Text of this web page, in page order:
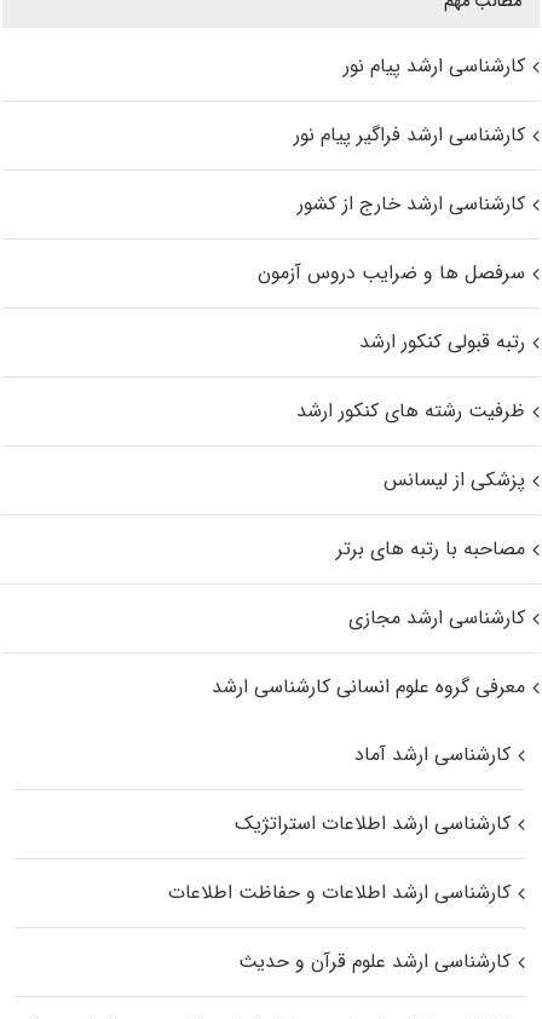
کارشناسی ارشد پیام نور
کارشناسی ارشد فراگیر پیام نور
کارشناسی ارشد خارج از کشور
سرفصل ها و ضرایب دروس آزمون
رتبه قبولی کنکور ارشد
ظرفیت رشته های کنکور ارشد
پزشکی از لیسانس
مصاحبه با رتبه های برتر
کارشناسی ارشد مجازی
معرفی گروه علوم انسانی کارشناسی ارشد
کارشناسی ارشد آماد
کارشناسی ارشد اطلاعات استراتژیک
کارشناسی ارشد اطلاعات و حفاظت اطلاعات
کارشناسی ارشد علوم قرآن و حدیث